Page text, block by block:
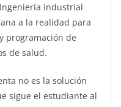
industrial
a la realidad para
programación de
de salud.
no es la solución
sigue el estudiante al